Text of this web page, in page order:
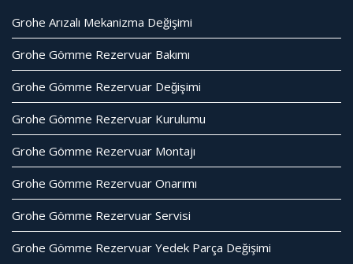
Grohe Arızalı Mekanizma Değişimi
Grohe Gömme Rezervuar Bakımı
Grohe Gömme Rezervuar Değişimi
Grohe Gömme Rezervuar Kurulumu
Grohe Gömme Rezervuar Montajı
Grohe Gömme Rezervuar Onarımı
Grohe Gömme Rezervuar Servisi
Grohe Gömme Rezervuar Yedek Parça Değişimi